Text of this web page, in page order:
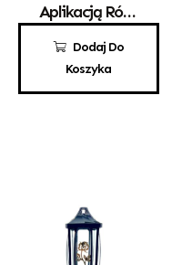
Dodaj Do
Koszyka
Aplikacją Róży
110,00zł